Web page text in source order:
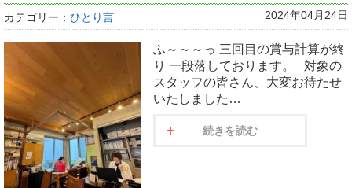
カテゴリー： ひとり言 2024年04月24日
ふ～～～っ 三回目の賞与計算が終
り 一段落しております。 対象の
スタッフの皆さん、大変お待たせ
いたしました…
続きを読む